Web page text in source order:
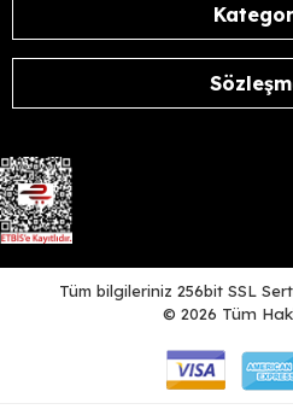
Tüm bilgileriniz 256bit SSL
© 2026 Tüm